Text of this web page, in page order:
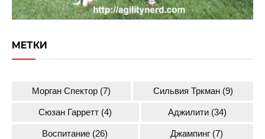
МЕТКИ
Морган Спектор (7) Сильвия Тркман (9)
Сюзан Гарретт (4) Аджилити(34)
Воспитание (26) Джампинг (7)